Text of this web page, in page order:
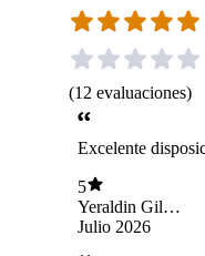
(12 evaluaciones)
Excelente
5
Yeraldin Gil
Hurtado
Julio 2026